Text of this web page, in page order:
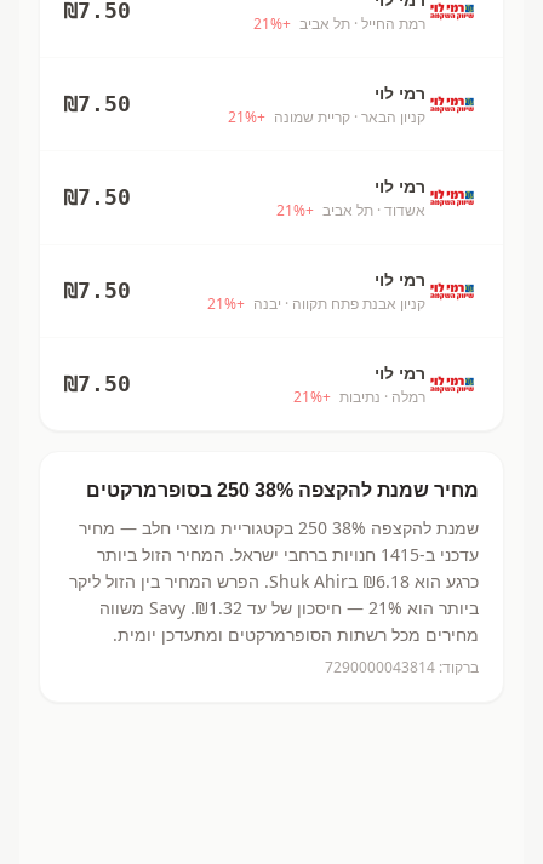
רמת החייל · תל אביב +
21%
₪7.50
רמי לוי
קניון הבאר · קריית שמונה +
21%
₪7.50
רמי לוי
אשדוד · תל אביב +
21%
₪7.50
רמי לוי
קניון אבנת פתח תקווה · יבנה +
21%
₪7.50
רמי לוי
רמלה · נתיבות +
21%
₪7.50
מחיר שמנת להקצפה 38% 250 בסופרמרקטים
שמנת להקצפה 38% 250 בקטגוריית מוצרי חלב — מחיר
עדכני ב-1415 חנויות ברחבי ישראל. המחיר הזול ביותר
כרגע הוא ₪6.18
בShuk Ahir.
הפרש המחיר בין הזול ליקר
ביותר הוא 21% — חיסכון של עד ₪1.32.
Savy משווה
מחירים מכל רשתות הסופרמרקטים ומתעדכן יומית.
ברקוד: 7290000043814